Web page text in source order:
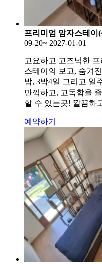
프리미엄 암자스테이
09-20~ 2027-01-01
고요하고 고즈넉한
스테이의 보고, 숨겨
밤, 3박4일 그리고 일
만끽하고, 고독함을
할 수 있는곳! 깔끔하
예약하기